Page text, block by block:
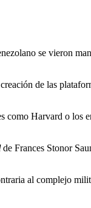
se vieron
de las
como Harvard o los
de Frances Stonor
al complejo